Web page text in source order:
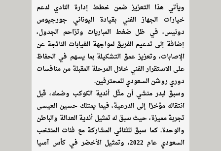
ويأتي هذا التعزيز ضمن خطط إدارة النادي لدعم
خيارات الجهاز الفني بقيادة اليوناني جورجيوس
دونيس، في ظل ضغط المباريات وتزاحم الجدول،
إضافة إلى تدعيم الفريق لمواجهة الغيابات الناتجة عن
الإصابات، وتعزيز عمق التشكيلة بما يسهم في الحفاظ
على الاستقرار الفني خلال المرحلة المقبلة من منافسات
دوري روشن السعودي للمحترفين.
وسبق لبدر منشي أن مثّل أندية الكوكب وضمك، قبل
انتقاله مؤخرًا إلى الدرعية، فيما يمتلك حسين العيسى
تجربة مميزة، حيث سبق له تمثيل أندية العدالة والباطن
والوحدة. كما سبق للثنائي المشاركة مع فئات المنتخب
السعودي عام 2022، وتمثيل الأخضر في كأس آسيا